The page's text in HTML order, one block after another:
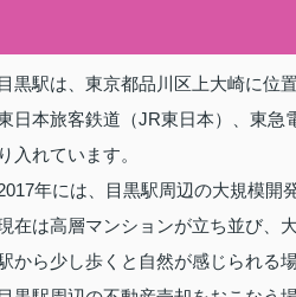
目黒駅は、東京都品川区上大崎に位
日本旅客鉄道（JR東日本）、東急
り入れています。
年には、目黒駅周辺の大規模開
在は高層マンションが立ち並び、
から少し歩くと自然が感じられる